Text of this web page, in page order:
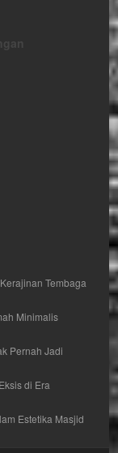
Tembaga
Minimalis
Pernah Jadi
di Era
Estetika Masjid